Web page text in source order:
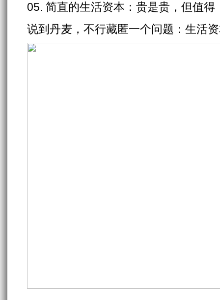
05. 简直的生活资本：贵是贵，但值得
说到丹麦，不行藏匿一个问题：生活